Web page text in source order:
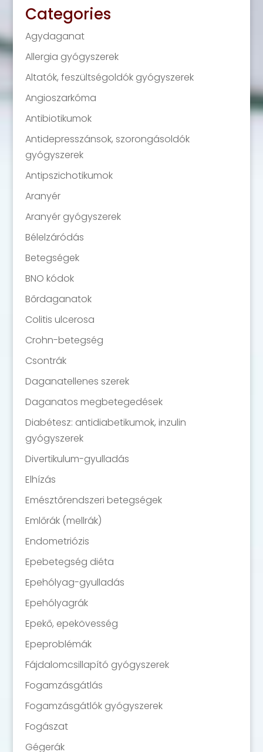
Categories
Agydaganat
Allergia gyógyszerek
Altatók, feszültségoldók gyógyszerek
Angioszarkóma
Antibiotikumok
Antidepresszánsok, szorongásoldók
gyógyszerek
Antipszichotikumok
Aranyér
Aranyér gyógyszerek
Bélelzáródás
Betegségek
BNO kódok
Bőrdaganatok
Colitis ulcerosa
Crohn-betegség
Csontrák
Daganatellenes szerek
Daganatos megbetegedések
Diabétesz: antidiabetikumok, inzulin
gyógyszerek
Divertikulum-gyulladás
Elhízás
Emésztőrendszeri betegségek
Emlőrák (mellrák)
Endometriózis
Epebetegség diéta
Epehólyag-gyulladás
Epehólyagrák
Epekő, epekövesség
Epeproblémák
Fájdalomcsillapító gyógyszerek
Fogamzásgátlás
Fogamzásgátlók gyógyszerek
Fogászat
Gégerák